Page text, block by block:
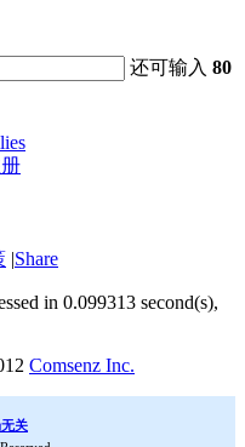
还可输入80
|Share
in 0.099313 second(s),
Comsenz Inc.
关